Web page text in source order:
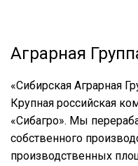
Аграрная
«Сибирская Аграрная
Крупная российская
«Сибагро». Мы
собственного
производственных